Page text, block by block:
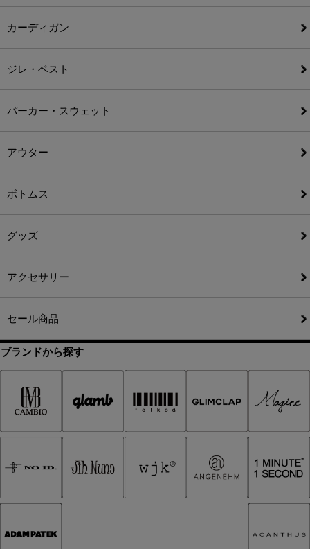
カーディガン
ジレ・ベスト
パーカー・スウェット
アウター
ボトムス
グッズ
アクセサリー
セール商品
ブランドから探す